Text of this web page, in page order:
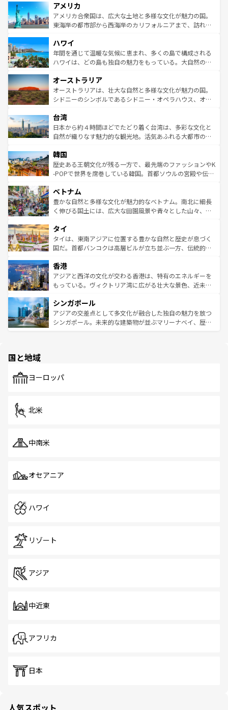
ンツ一覧を参照してほしい。
の建物がそのまま残る町や、スイスならではのユニークな
博物館もあり、アルプス観光だけでなく町歩きも満喫する
ことができる。国民の所得が高いため物価も高いが、旅行
ば市内交通費無料で観光を楽しむこともできる。 なお、新
着のスイス情報はコンテンツ一覧 を参照してほしい。
アメリカ
アメリカ合衆国は、広大な土地と多様な文化が魅力の国。
東海岸の都市部から西海岸のカリフォルニアまで、訪れる
のような巨大都市は、観光、ショッピング、エンターテイ
ンメントが詰まった刺激的なスポットだ。一方、アメリカ
西部には大自然が広がり、グランドキャニオンやイエロー
部のニューオーリンズでは、音楽と美食が融合した独特の
文化が魅力。旅行者はアメリカの各地域で異なる魅力を楽
しみながら、その多様性と豊かな歴史を感じることができ
ならではの贅沢な旅のスタイルだ。 なお、新着のアメリカ
情報はコンテンツ一覧を参照してほしい。
ハワイ
年間を通じて温暖な気候に恵まれ、多くの島で構成される
ハワイは、どの島も独自の魅力をもっている。大自然の神
ワイ島は見逃せない。また、定番の観光地といえばオアフ
島だが、静かな自然を求めるならマウイ島やカウアイ島が
おすすめ。エメラルドグリーンに輝く海をはじめ、豊かな
れるおもてなしの心で訪れる人々を迎えてくれるハワイの
人々、おいしいローカルフードやハワイアンミュージッ
ク、伝統的なフラダンスなど、すべてがハワイの魅力を彩
ワイを、存分に味わってほしい。 なお、新着のハワイ情報
はコンテンツ一覧を参照してほしい。
オーストラリア
オーストラリアは、壮大な自然と多様な文化が魅力の国。
シドニーのシンボルであるシドニー・オペラハウス、オー
リアリーフや大陸中央部にそびえるウルル（エアーズロッ
ク）、タスマニアの美しい原生林やケアンズの熱帯雨林な
ど、見どころがたくさん。また、カフェやワイン、オージ
いる。アクティビティも充実しており、サーフィンやダイ
ビング、ハイキングなど、アウトドア好きにはたまらな
い。オーストラリアの多彩な魅力を存分に味わいつくそ
参照してほしい。
台湾
日本から約４時間ほどでたどり着く台湾は、多彩な文化と
自然が織りなす魅力的な観光地。活気あふれる大都市の台
ン）、静ひつな山岳地帯である台湾東部など、都市の喧騒
と山間の静けさが共存しており、訪れる人に新しい発見と
驚きをもたらしてくれる。また、奥深い台湾の食文化も魅
容にもいいと評判のスイーツなど、バラエティ豊かな料理
が味わえる。 なお、新着の台湾情報は コンテンツ一覧を参
照してほしい。
韓国
歴史ある王朝文化が残る一方で、最先端のファッションやK
-POPで世界を席巻している韓国。首都ソウルの宮殿や伝統
き、地方に足を延ばせば四季折々の自然美を楽しむことが
できる。そして、キムチや焼肉、絶品のストリートフード
まで、さまざまな韓国料理が待っている。夜には、韓国な
リティに包まれながら、韓国の多彩な魅力を心ゆくまで味
わってみてほしい。 なお、新着の韓国情報はコンテンツ一
覧を参照してほしい。
ベトナム
豊かな自然と多様な文化が魅力的なベトナム。南北に細長
く伸びる国土には、広大な田園風景や青々とした山々、世
急速な発展と共に伝統が息づく。ハノイの古い町並みやホ
ーチミン市のフランス統治時代の建物も、独特の雰囲気を
醸し出している。また、バラエティの豊かさとおいしさで
とつ。フォーやバインミー、ベトナムコーヒーなどは、ぜ
ひ現地で味わいたい。どの地域を訪れてもあたたかい人々
が旅行者を迎えてくれるので、きっと忘れられない旅にな
参照してほしい。
タイ
タイは、東南アジアに位置する豊かな自然と歴史が息づく
国だ。首都バンコクは高層ビルが立ち並ぶ一方、伝統的な
の活気が交差している。北部ではチェンマイなどの山岳地
帯で自然と触れ合い、南部ではプーケットやクラビの美し
いビーチでリゾート気分を楽しむことができる。タイ料理
激する。気候は一年中温暖で、どの季節にも異なる楽しみ
が待っている。親しみやすいタイの人々、仏教を中心とし
た文化、そして多様な観光資源が、訪れる旅人を魅了し続
香港
アジアと西洋の文化が交わる香港は、特有のエネルギーを
もっている。ヴィクトリア湾に広がる壮大な景色、近未来
み、どこを訪れても感動するはず。観光スポットが密集し
ており、効率よく見どころを回れるのも魅力。息をのむよ
うな絶景から文化的な体験まで、香港を存分に楽しみ尽く
シンガポール
アジアの交差点として多文化が融合した独自の魅力を放つ
シンガポール。未来的な建築物が並ぶマリーナベイ、歴史
で、ホーカーズは地元の風情を楽しめる外せないスポット
国と地域
ヨーロッパ
北米
中南米
オセアニア
ハワイ
リゾート
アジア
中近東
アフリカ
日本
人気スポット